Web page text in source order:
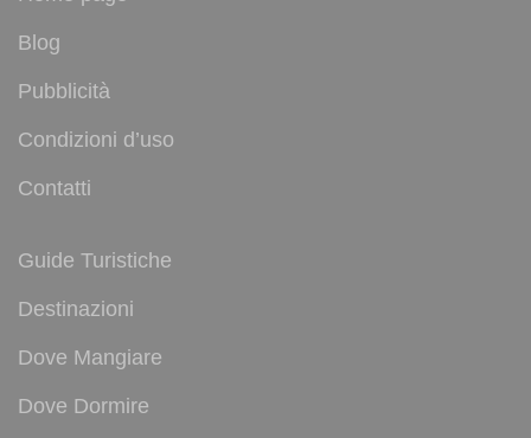
Blog
Pubblicità
Condizioni d’uso
Contatti
Guide Turistiche
Destinazioni
Dove Mangiare
Dove Dormire